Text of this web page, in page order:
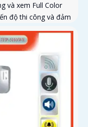
và xem Full Color
độ thi công và đảm
biệt là trong
hoặc không có sẵn
3H0TE-EU sử dụng
kết hợp Wifi không